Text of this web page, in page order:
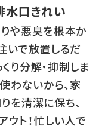
水口きれい
や悪臭を根本か
いで放置しるだ
り分解・抑制しま
わないから、家
を清潔に保ち、
ウト！忙しい人で